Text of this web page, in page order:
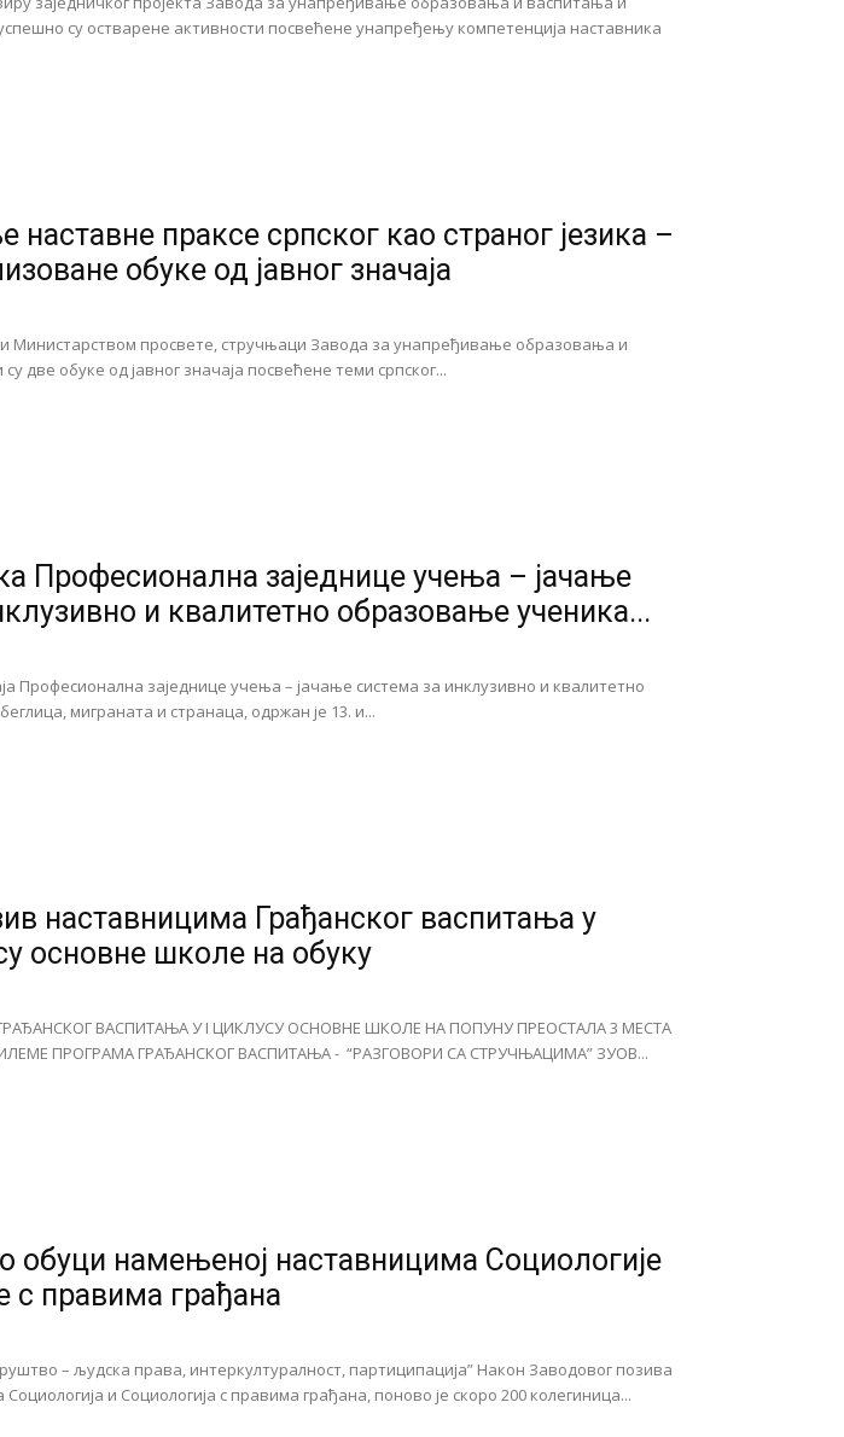
су остварене активности посвећене унапређењу компетенција наставника
наставне праксе српског као страног језика –
обуке од јавног значаја
Министарством просвете, стручњаци Завода за унапређивање образовања и
две обуке од јавног значаја посвећене теми српског...
Професионална заједнице учења – јачање
и квалитетно образовање ученика...
Професионална заједнице учења – јачање система за инклузивно и квалитетно
миграната и странаца, одржан је 13. и...
наставницима Грађанског васпитања у
основне школе на обуку
ВАСПИТАЊА У I ЦИКЛУСУ ОСНОВНЕ ШКОЛЕ НА ПОПУНУ ПРЕОСТАЛА 3 МЕСТА
ПРОГРАМА ГРАЂАНСКОГ ВАСПИТАЊА - “РАЗГОВОРИ СА СТРУЧЊАЦИМА” ЗУОВ...
обуци намењеној наставницима Социологије
с правима грађана
– људска права, интеркултуралност, партиципација” Након Заводовог позива
и Социологија с правима грађана, поново је скоро 200 колегиница...